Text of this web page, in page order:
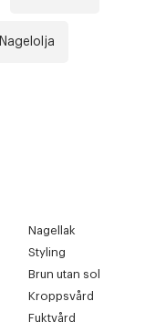
Nagelolja
Nagellak
Styling
Brun utan sol
Kroppsvård
Fuktvård